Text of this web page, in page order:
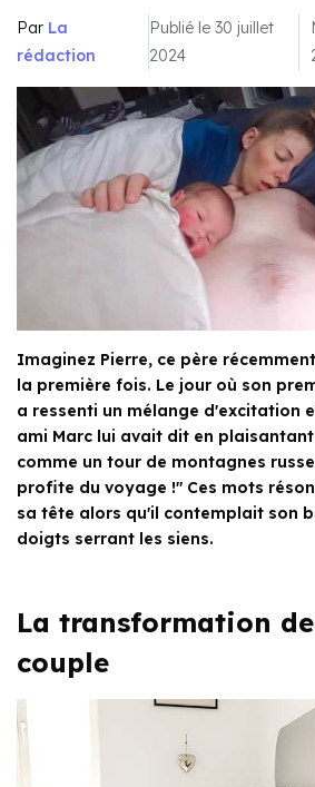
Par La
rédaction
Publié le 30 juillet
2024
Imaginez Pierre, ce père
la première fois. Le jour où son
a ressenti un mélange d'excitation
ami Marc lui avait dit en
comme un tour de montagnes
profite du voyage !" Ces mots
sa tête alors qu'il contemplait son
doigts serrant les siens.
La transformation
couple